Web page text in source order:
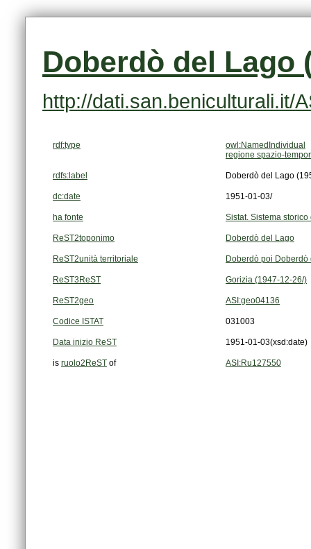
Doberdò del Lago
http://dati.san.beniculturali.it/
rdf:type
owl:NamedIndividual
regione spazio-
rdfs:label Doberdò del Lago
dc:date 1951-01-03/
ha fonte Sistat. Sistema
ReST2toponimo Doberdò del Lago
ReST2unità territoriale Doberdò poi Doberdò
ReST3ReST Gorizia (1947-12-26/)
ReST2geo ASI:geo04136
Codice ISTAT 031003
Data inizio ReST 1951-01-03(xsd:date)
is ruolo2ReST of ASI:Ru127550